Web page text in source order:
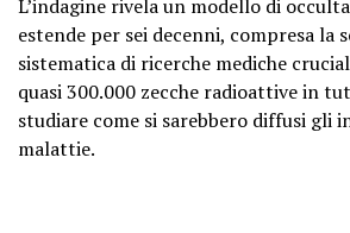
L’indagine rivela un modello di
estende per sei decenni, compresa la
sistematica di ricerche mediche
quasi 300.000 zecche radioattive in
studiare come si sarebbero diffusi gli
malattie.